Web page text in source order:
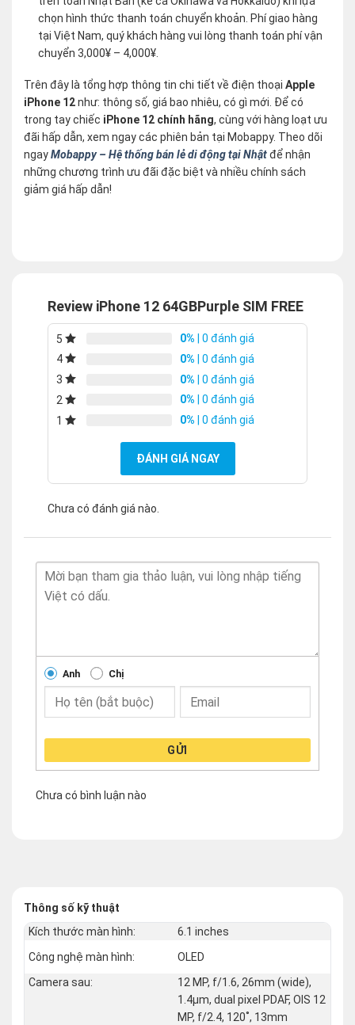
chọn hình thức thanh toán chuyển khoản. Phí giao hàng
tại Việt Nam, quý khách hàng vui lòng thanh toán phí vận
chuyển 3,000¥ – 4,000¥.
Trên đây là tổng hợp thông tin chi tiết về điện thoại Apple
iPhone 12như: thông số, giá bao nhiêu, có gì mới. Để có
trong tay chiếc iPhone 12 chính hãng, cùng với hàng loạt ưu
đãi hấp dẫn, xem ngay các phiên bản tại Mobappy. Theo dõi
ngayMobappy – Hệ thống bán lẻ di động tại Nhậtđể nhận
những chương trình ưu đãi đặc biệt và nhiều chính sách
giảm giá hấp dẫn!
Review iPhone 12 64GBPurple SIM FREE
5 0% | 0 đánh giá
4
0% | 0 đánh giá
3
0% | 0 đánh giá
2
0% | 0 đánh giá
1
0% | 0 đánh giá
ĐÁNH GIÁ NGAY
Chưa có đánh giá nào.
Anh Chị
GỬI
Chưa có bình luận nào
Thông số kỹ thuật
Kích thước màn hình:
6.1 inches
Công nghệ màn hình:
OLED
Camera sau:
12 MP, f/1.6, 26mm (wide),
1.4µm, dual pixel PDAF, OIS 12
MP, f/2.4, 120˚, 13mm